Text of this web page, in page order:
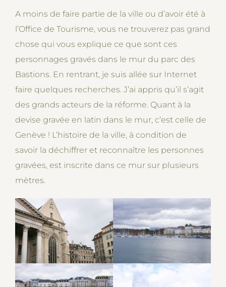
A moins de faire partie de la ville ou d’avoir été à
l’Office de Tourisme, vous ne trouverez pas grand
chose qui vous explique ce que sont ces
personnages gravés dans le mur du parc des
Bastions. En rentrant, je suis allée sur Internet
faire quelques recherches. J’ai appris qu’il s’agit
des grands acteurs de la réforme. Quant à la
devise gravée en latin dans le mur, c’est celle de
Genève ! L’histoire de la ville, à condition de
savoir la déchiffrer et reconnaître les personnes
gravées, est inscrite dans ce mur sur plusieurs
mètres.